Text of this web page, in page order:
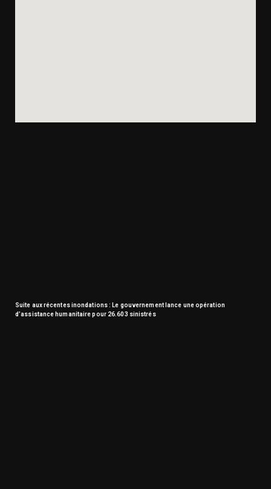
Suite aux récentes inondations : Le gouvernement lance une opération
d’assistance humanitaire pour 26.603 sinistrés